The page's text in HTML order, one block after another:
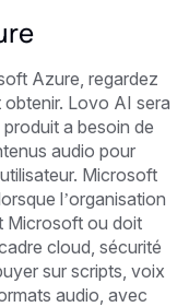
Azure, regardez
obtenir. Lovo AI sera
a besoin de
audio pour
Microsoft
l’organisation
Microsoft ou doit
cloud, sécurité
sur scripts, voix
audio, avec